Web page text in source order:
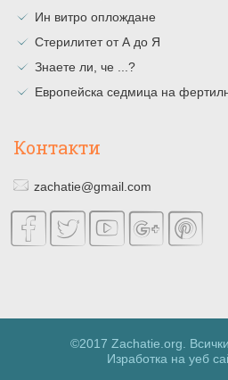
Ин витро оплождане
Стерилитет от А до Я
Знаете ли, че ...?
Европейска седмица на
Контакти
zachatie@gmail.com
©2017 Zachatie.org.
Изработка на уеб